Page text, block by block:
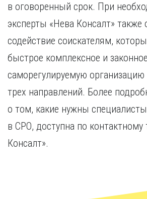
в оговоренный срок. При
эксперты «Нева Консалт» также
содействие соискателям,
быстрое комплексное и
саморегулируемую
трех направлений. Более
о том, какие нужны
в СРО, доступна по контактному
Консалт».